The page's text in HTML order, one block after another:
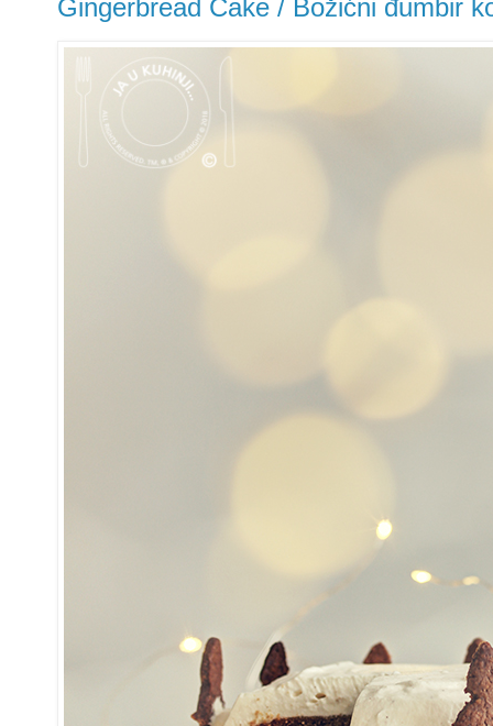
Gingerbread Cake / Božićni đumbir